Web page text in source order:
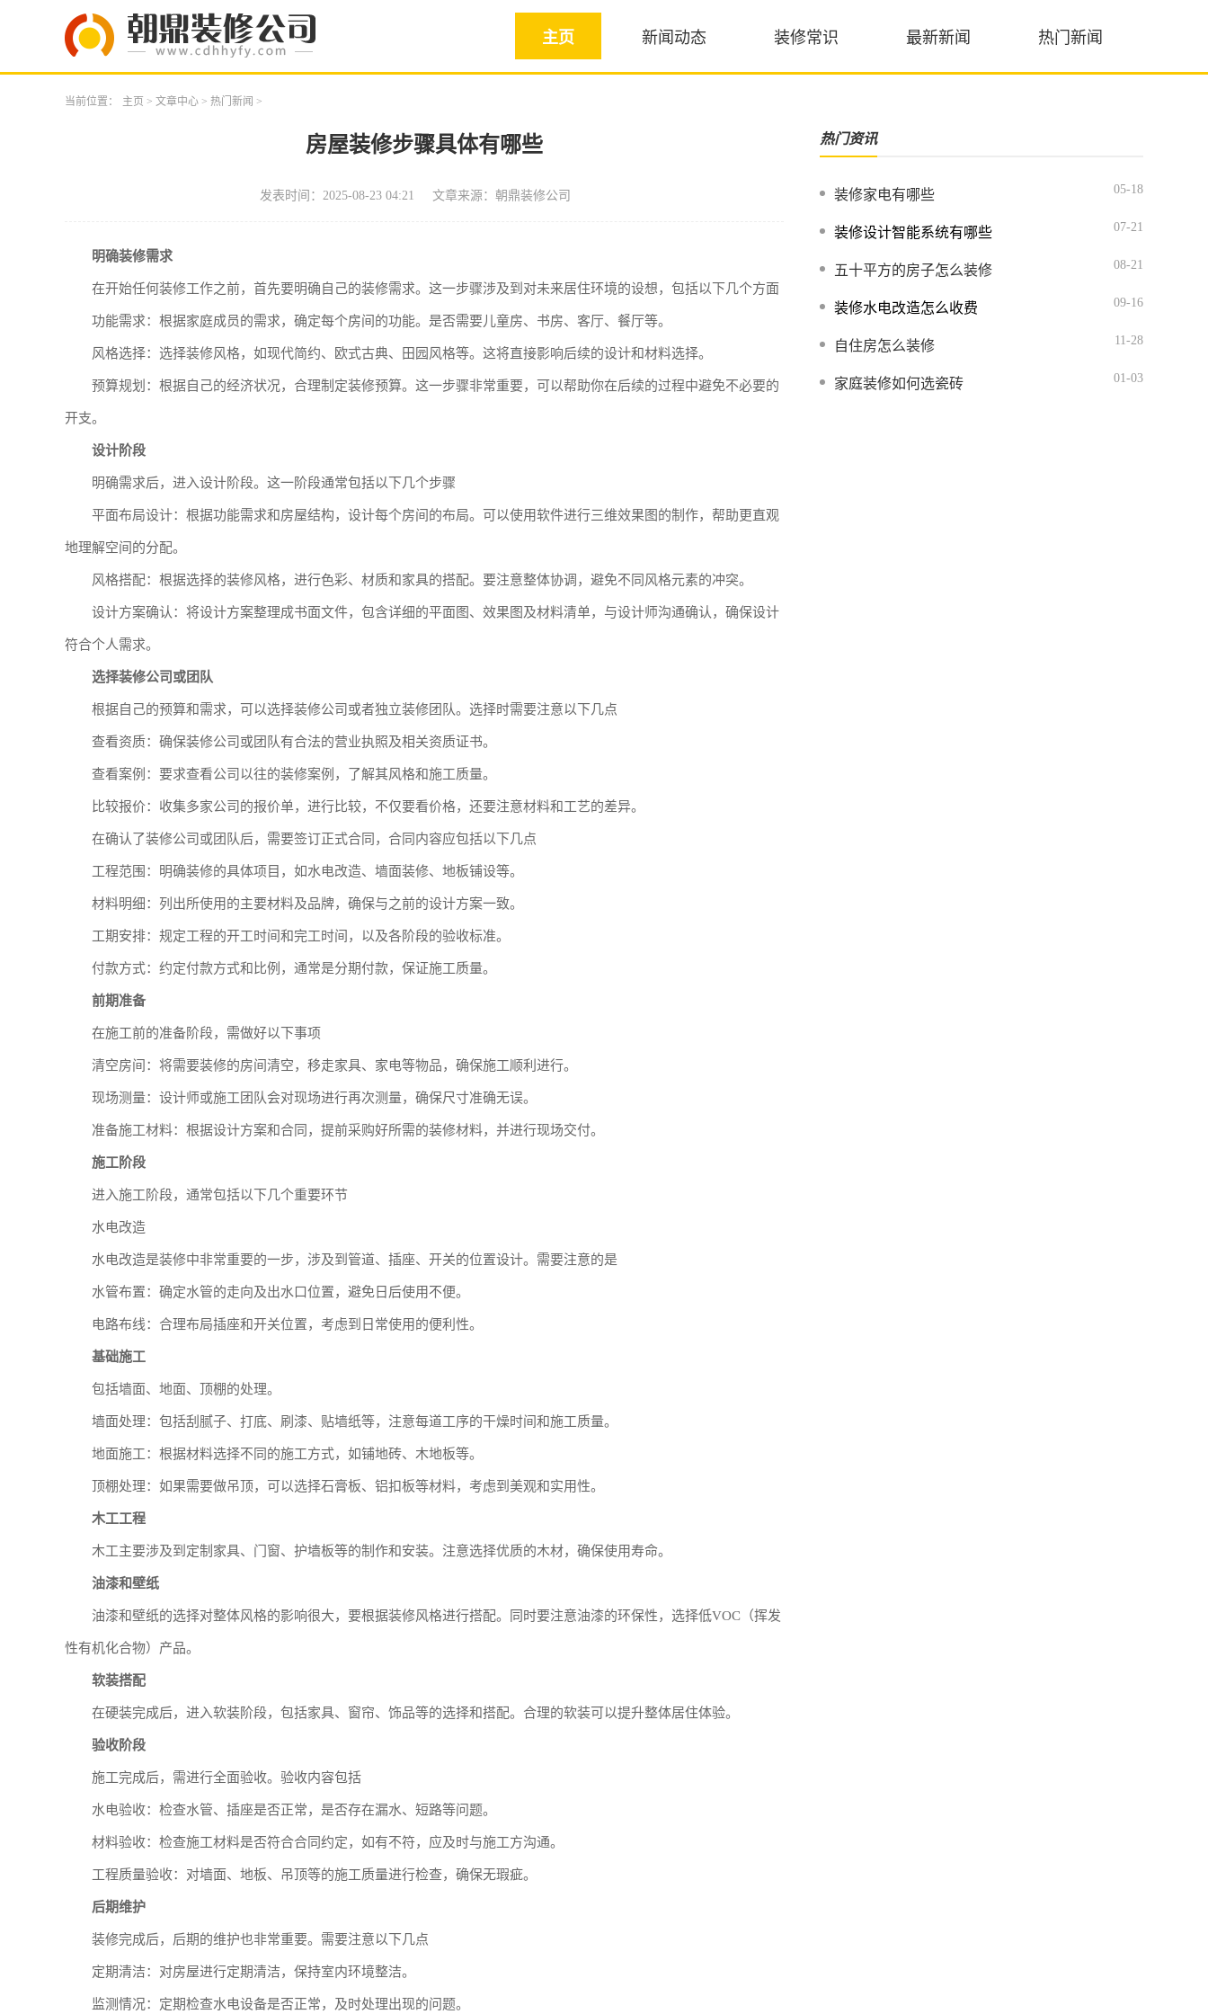
主页 新闻动态 装修常识 最新新闻 热门新闻
当前位置： 主页 > 文章中心 > 热门新闻 >
房屋装修步骤具体有哪些
发表时间：2025-08-23 04:21 文章来源：朝鼎装修公司
明确装修需求
在开始任何装修工作之前，首先要明确自己的装修需求。这一步骤涉及到对未来居住环境的设想，包括以下几个方面
功能需求：根据家庭成员的需求，确定每个房间的功能。是否需要儿童房、书房、客厅、餐厅等。
风格选择：选择装修风格，如现代简约、欧式古典、田园风格等。这将直接影响后续的设计和材料选择。
预算规划：根据自己的经济状况，合理制定装修预算。这一步骤非常重要，可以帮助你在后续的过程中避免不必要的
开支。
设计阶段
明确需求后，进入设计阶段。这一阶段通常包括以下几个步骤
平面布局设计：根据功能需求和房屋结构，设计每个房间的布局。可以使用软件进行三维效果图的制作，帮助更直观
地理解空间的分配。
风格搭配：根据选择的装修风格，进行色彩、材质和家具的搭配。要注意整体协调，避免不同风格元素的冲突。
设计方案确认：将设计方案整理成书面文件，包含详细的平面图、效果图及材料清单，与设计师沟通确认，确保设计
符合个人需求。
选择装修公司或团队
根据自己的预算和需求，可以选择装修公司或者独立装修团队。选择时需要注意以下几点
查看资质：确保装修公司或团队有合法的营业执照及相关资质证书。
查看案例：要求查看公司以往的装修案例，了解其风格和施工质量。
比较报价：收集多家公司的报价单，进行比较，不仅要看价格，还要注意材料和工艺的差异。
在确认了装修公司或团队后，需要签订正式合同，合同内容应包括以下几点
工程范围：明确装修的具体项目，如水电改造、墙面装修、地板铺设等。
材料明细：列出所使用的主要材料及品牌，确保与之前的设计方案一致。
工期安排：规定工程的开工时间和完工时间，以及各阶段的验收标准。
付款方式：约定付款方式和比例，通常是分期付款，保证施工质量。
前期准备
在施工前的准备阶段，需做好以下事项
清空房间：将需要装修的房间清空，移走家具、家电等物品，确保施工顺利进行。
现场测量：设计师或施工团队会对现场进行再次测量，确保尺寸准确无误。
准备施工材料：根据设计方案和合同，提前采购好所需的装修材料，并进行现场交付。
施工阶段
进入施工阶段，通常包括以下几个重要环节
水电改造
水电改造是装修中非常重要的一步，涉及到管道、插座、开关的位置设计。需要注意的是
水管布置：确定水管的走向及出水口位置，避免日后使用不便。
电路布线：合理布局插座和开关位置，考虑到日常使用的便利性。
基础施工
包括墙面、地面、顶棚的处理。
墙面处理：包括刮腻子、打底、刷漆、贴墙纸等，注意每道工序的干燥时间和施工质量。
地面施工：根据材料选择不同的施工方式，如铺地砖、木地板等。
顶棚处理：如果需要做吊顶，可以选择石膏板、铝扣板等材料，考虑到美观和实用性。
木工工程
木工主要涉及到定制家具、门窗、护墙板等的制作和安装。注意选择优质的木材，确保使用寿命。
油漆和壁纸
油漆和壁纸的选择对整体风格的影响很大，要根据装修风格进行搭配。同时要注意油漆的环保性，选择低VOC（挥发
性有机化合物）产品。
软装搭配
在硬装完成后，进入软装阶段，包括家具、窗帘、饰品等的选择和搭配。合理的软装可以提升整体居住体验。
验收阶段
施工完成后，需进行全面验收。验收内容包括
水电验收：检查水管、插座是否正常，是否存在漏水、短路等问题。
材料验收：检查施工材料是否符合合同约定，如有不符，应及时与施工方沟通。
工程质量验收：对墙面、地板、吊顶等的施工质量进行检查，确保无瑕疵。
后期维护
装修完成后，后期的维护也非常重要。需要注意以下几点
定期清洁：对房屋进行定期清洁，保持室内环境整洁。
监测情况：定期检查水电设备是否正常，及时处理出现的问题。
热门资讯
装修家电有哪些 05-18
装修设计智能系统有哪些 07-21
五十平方的房子怎么装修 08-21
装修水电改造怎么收费 09-16
自住房怎么装修 11-28
家庭装修如何选瓷砖 01-03